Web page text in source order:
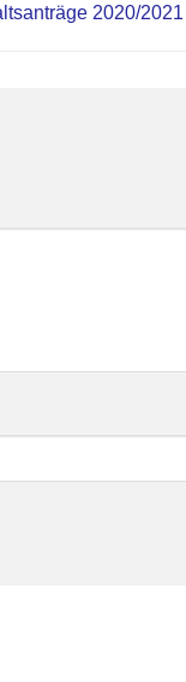
2020/